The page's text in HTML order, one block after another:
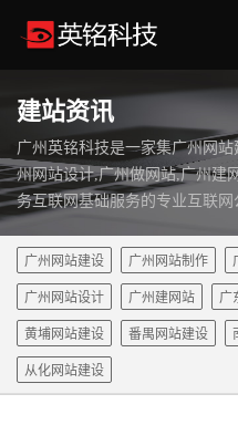
建站资讯
广州英铭科技是一家集广州网
州网站设计,广州做网站,广州建
务互联网基础服务的专业互联网
广州网站建设 广州网站制作
广州网站设计 广州建网站 广
黄埔网站建设 番禺网站建设
从化网站建设